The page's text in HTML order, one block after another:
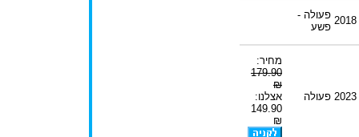
2018 פעולה -
פשע
2023 פעולה
מחיר:
179.90
₪
אצלנו:
149.90
₪